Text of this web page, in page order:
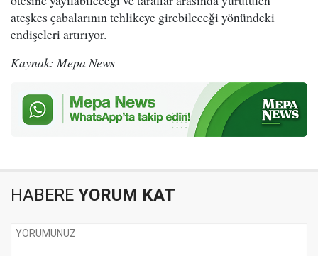
ateşkes çabalarının tehlikeye girebileceği yönündeki
endişeleri artırıyor.
Kaynak: Mepa News
HABERE YORUM KAT